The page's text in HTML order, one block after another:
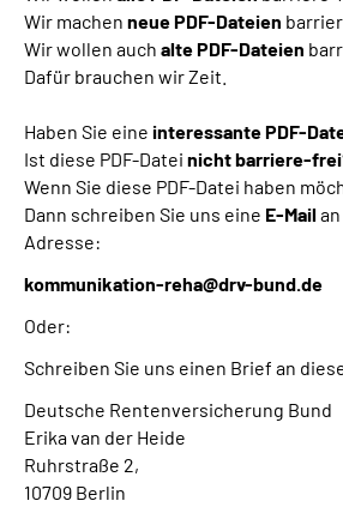
Wir machen neue PDF-Dateien
Wir wollen auch alte PDF-Dateien
Dafür brauchen wir Zeit.
Haben Sie eine interessante PDF-
Ist diese PDF-Datei nicht barriere-frei
Wenn Sie diese PDF-Datei haben
Dann schreiben Sie uns eine E-Mail
Adresse:
kommunikation-reha@drv-bund.de
Oder:
Schreiben Sie uns einen Brief an
Deutsche Rentenversicherung Bund
Erika van der Heide
Ruhrstraße 2,
10709 Berlin